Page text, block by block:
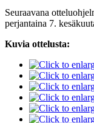
Seuraavana
perjantaina 7.
Kuvia ottelusta: